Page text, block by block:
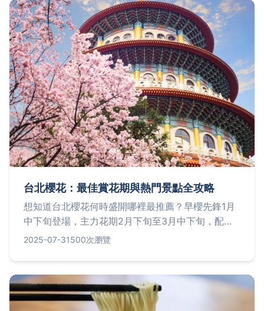
台北櫻花：最佳賞花期與熱門景點全攻略
想知道台北櫻花何時盛開哪裡最推薦？早櫻先鋒1月
中下旬登場，主力花期2月下旬至3月中下旬，配角
延續至4月初。精選陽明山國家公園花鐘周邊、平菁
紀念堂市區優雅、內湖樂活公園夜櫻點燈、碧潭東岸
湖畔踩船樂趣，還有實用資訊懶人包、賞櫻注意事項
與Q&A解答，助你抓準時機不撲空，變身優質賞花
2025-07-31500次瀏覽